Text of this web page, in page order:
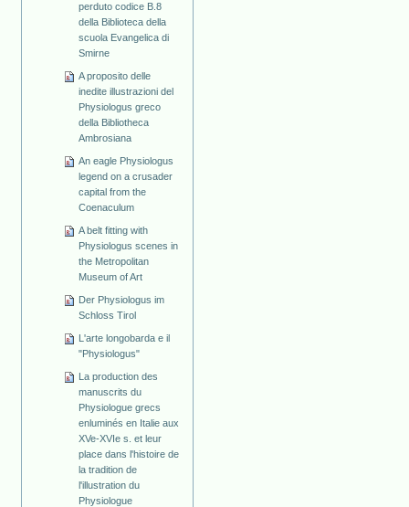
perduto codice B.8
della Biblioteca della
scuola Evangelica di
Smirne
A proposito delle
inedite illustrazioni del
Physiologus greco
della Bibliotheca
Ambrosiana
An eagle Physiologus
legend on a crusader
capital from the
Coenaculum
A belt fitting with
Physiologus scenes in
the Metropolitan
Museum of Art
Der Physiologus im
Schloss Tirol
L'arte longobarda e il
"Physiologus"
La production des
manuscrits du
Physiologue grecs
enluminés en Italie aux
XVe-XVIe s. et leur
place dans l'histoire de
la tradition de
l'illustration du
Physiologue